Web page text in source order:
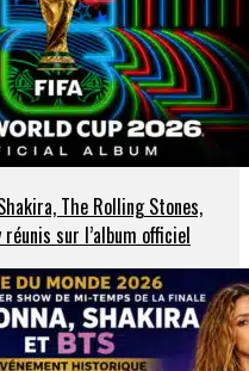
The Rolling Stones,
sur l’album officiel